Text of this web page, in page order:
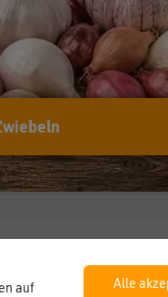
hemmen oder
auf
Alle